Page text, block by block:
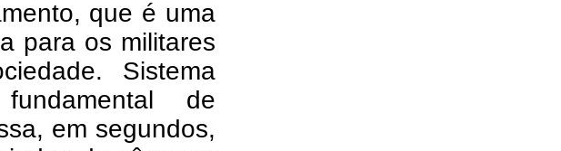
que é uma
para os militares
Sistema
de
em segundos,